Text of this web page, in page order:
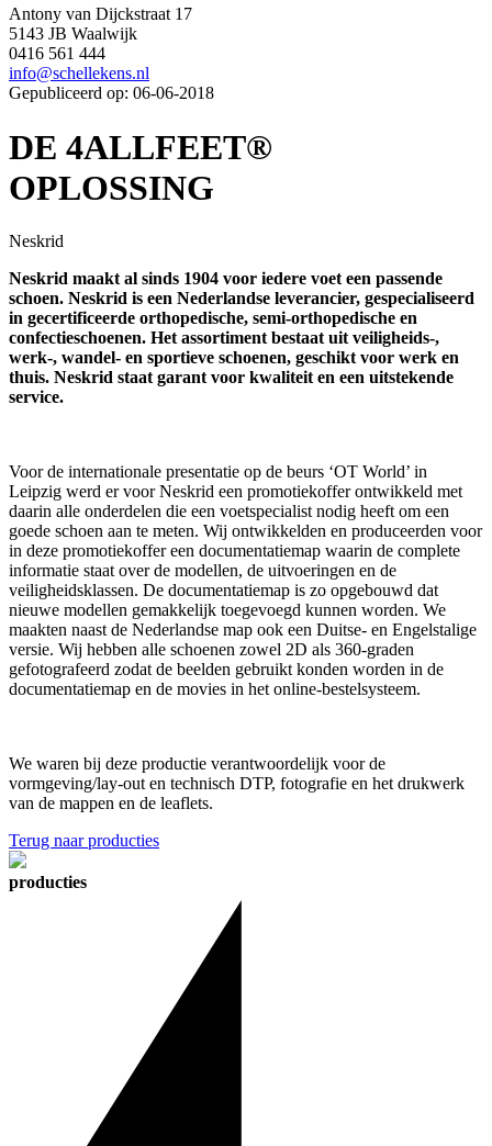
Antony van Dijckstraat 17
5143 JB Waalwijk
0416 561 444
info@schellekens.nl
Gepubliceerd op: 06-06-2018
DE 4ALLFEET®
OPLOSSING
Neskrid
Neskrid maakt al sinds 1904 voor iedere voet een passende
schoen. Neskrid is een Nederlandse leverancier, gespecialiseerd
in gecertificeerde orthopedische, semi-orthopedische en
confectieschoenen. Het assortiment bestaat uit veiligheids-,
werk-, wandel- en sportieve schoenen, geschikt voor werk en
thuis. Neskrid staat garant voor kwaliteit en een uitstekende
service.
Voor de internationale presentatie op de beurs ‘OT World’ in
Leipzig werd er voor Neskrid een promotie­koffer ontwikkeld met
daarin alle onderdelen die een voetspecialist nodig heeft om een
goede schoen aan te meten. Wij ontwikkelden en produceerden voor
in deze promotiekoffer een documentatiemap waarin de complete
informatie staat over de modellen, de uitvoeringen en de
veiligheidsklassen. De documentatiemap is zo opgebouwd dat
nieuwe modellen gemakkelijk toegevoegd kunnen worden. We
maakten naast de Nederlandse map ook een Duitse- en Engelstalige
versie. Wij hebben alle schoenen zowel 2D als 360-graden
gefotografeerd zodat de beelden gebruikt konden worden in de
documentatiemap en de movies in het online-bestelsysteem.
We waren bij deze productie verantwoordelijk voor de
vormgeving/lay-out en technisch DTP, fotografie en het drukwerk
van de mappen en de leaflets.
Terug naar producties
producties